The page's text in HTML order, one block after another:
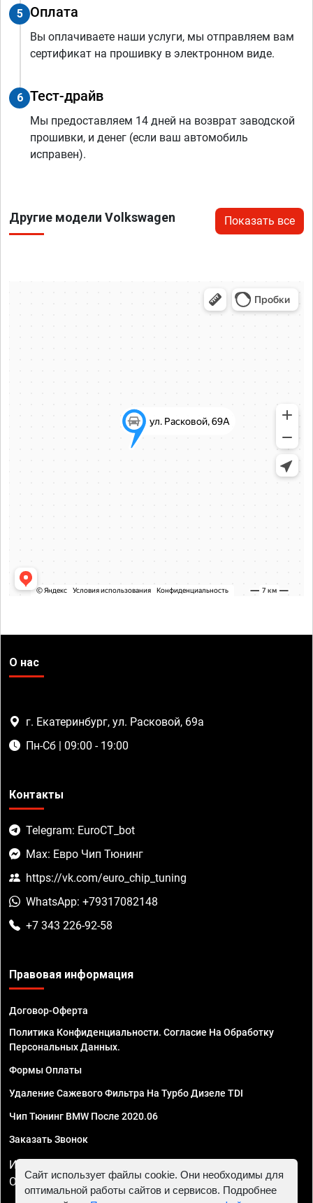
5 Оплата
Вы оплачиваете наши услуги, мы отправляем вам
сертификат на прошивку в электронном виде.
6 Тест-драйв
Мы предоставляем 14 дней на возврат заводской
прошивки, и денег (если ваш автомобиль
исправен).
Другие модели Volkswagen Показать все
О нас
г. Екатеринбург, ул. Расковой, 69а
Пн-Сб | 09:00 - 19:00
Контакты
Telegram: EuroCT_bot
Max: Евро Чип Тюнинг
https://vk.com/euro_chip_tuning
WhatsApp: +79317082148
+7 343 226-92-58
Правовая информация
Договор-Оферта
Политика Конфиденциальности. Согласие На Обработку
Персональных Данных.
Формы Оплаты
Удаление Сажевого Фильтра На Турбо Дизеле TDI
Чип Тюнинг BMW После 2020.06
Заказать Звонок
ИП Смирнов Георгий Павлович. ИНН 781302555843,
ОГРНИП 324470400032610
Сайт использует файлы cookie. Они необходимы для
оптимальной работы сайтов и сервисов. Подробнее